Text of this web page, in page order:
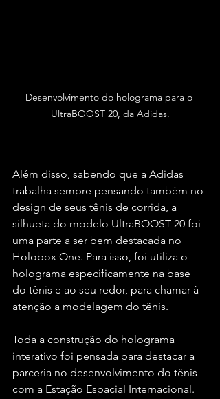
Desenvolvimento do holograma para o
UltraBOOST 20, da Adidas.
Além disso, sabendo que a Adidas
trabalha sempre pensando também no
design de seus tênis de corrida, a
silhueta do modelo UltraBOOST 20 foi
uma parte a ser bem destacada no
Holobox One. Para isso, foi utiliza o
holograma especificamente na base
do tênis e ao seu redor, para chamar à
atenção a modelagem do tênis.
Toda a construção do holograma
interativo foi pensada para destacar a
parceria no desenvolvimento do tênis
com a Estação Espacial Internacional.